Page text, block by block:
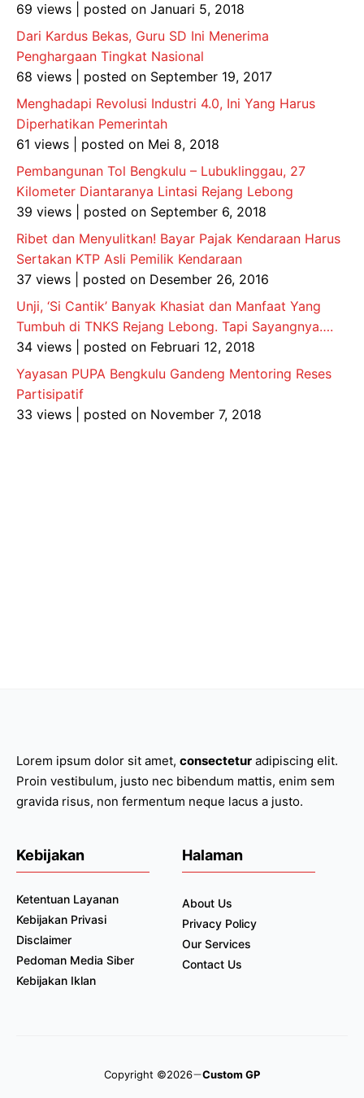
69 views
posted on Januari 5, 2018
Dari Kardus Bekas, Guru SD Ini Menerima
Penghargaan Tingkat Nasional
68 views
posted on September 19, 2017
Menghadapi Revolusi Industri 4.0, Ini Yang Harus
Diperhatikan Pemerintah
61 views
posted on Mei 8, 2018
Pembangunan Tol Bengkulu – Lubuklinggau, 27
Kilometer Diantaranya Lintasi Rejang Lebong
39 views
posted on September 6, 2018
Ribet dan Menyulitkan! Bayar Pajak Kendaraan Harus
Sertakan KTP Asli Pemilik Kendaraan
37 views
posted on Desember 26, 2016
Unji, ‘Si Cantik’ Banyak Khasiat dan Manfaat Yang
Tumbuh di TNKS Rejang Lebong. Tapi Sayangnya….
34 views
posted on Februari 12, 2018
Yayasan PUPA Bengkulu Gandeng Mentoring Reses
Partisipatif
33 views
posted on November 7, 2018
Lorem ipsum dolor sit amet, consectetur adipiscing elit.
Proin vestibulum, justo nec bibendum mattis, enim sem
gravida risus, non fermentum neque lacus a justo.
Kebijakan
Ketentuan Layanan
Kebijakan Privasi
Disclaimer
Pedoman Media Siber
Kebijakan Iklan
Halaman
About Us
Privacy Policy
Our Services
Contact Us
Copyright ©2026 Custom GP